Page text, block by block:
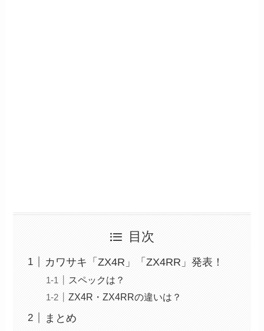
目次
カワサキ「ZX4R」「ZX4RR」発表！
スペックは？
ZX4R・ZX4RRの違いは？
まとめ